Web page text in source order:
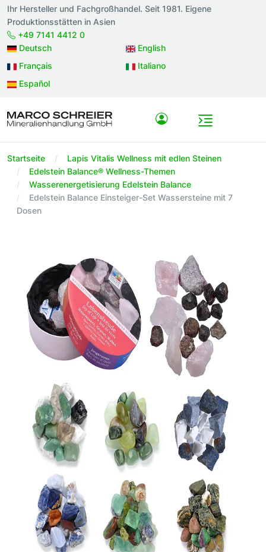
Ihr Hersteller und Fachgroßhandel. Seit 1981. Eigene
Produktionsstätten in Asien
+49 7141 4412 0
Deutsch
English
Français
Italiano
Español
Startseite
Lapis Vitalis Wellness mit edlen Steinen
Edelstein Balance® Wellness-Themen
Wasserenergetisierung Edelstein Balance
Edelstein Balance Einsteiger-Set Wassersteine mit 7
Dosen